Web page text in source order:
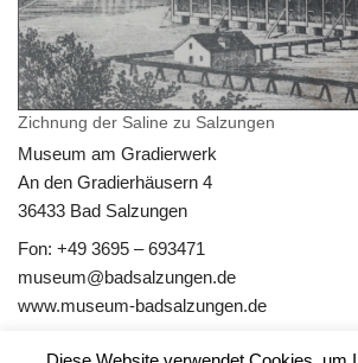
Zichnung der Saline zu Salzungen
Museum am Gradierwerk
An den Gradierhäusern 4
36433 Bad Salzungen
Fon: +49 3695 – 693471
museum@badsalzungen.de
www.museum-badsalzungen.de